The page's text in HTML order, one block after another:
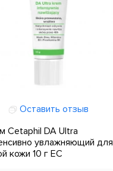
Оставить отзыв
Cetaphil DA Ultra
увлажняющий для
кожи 10 г ЕС